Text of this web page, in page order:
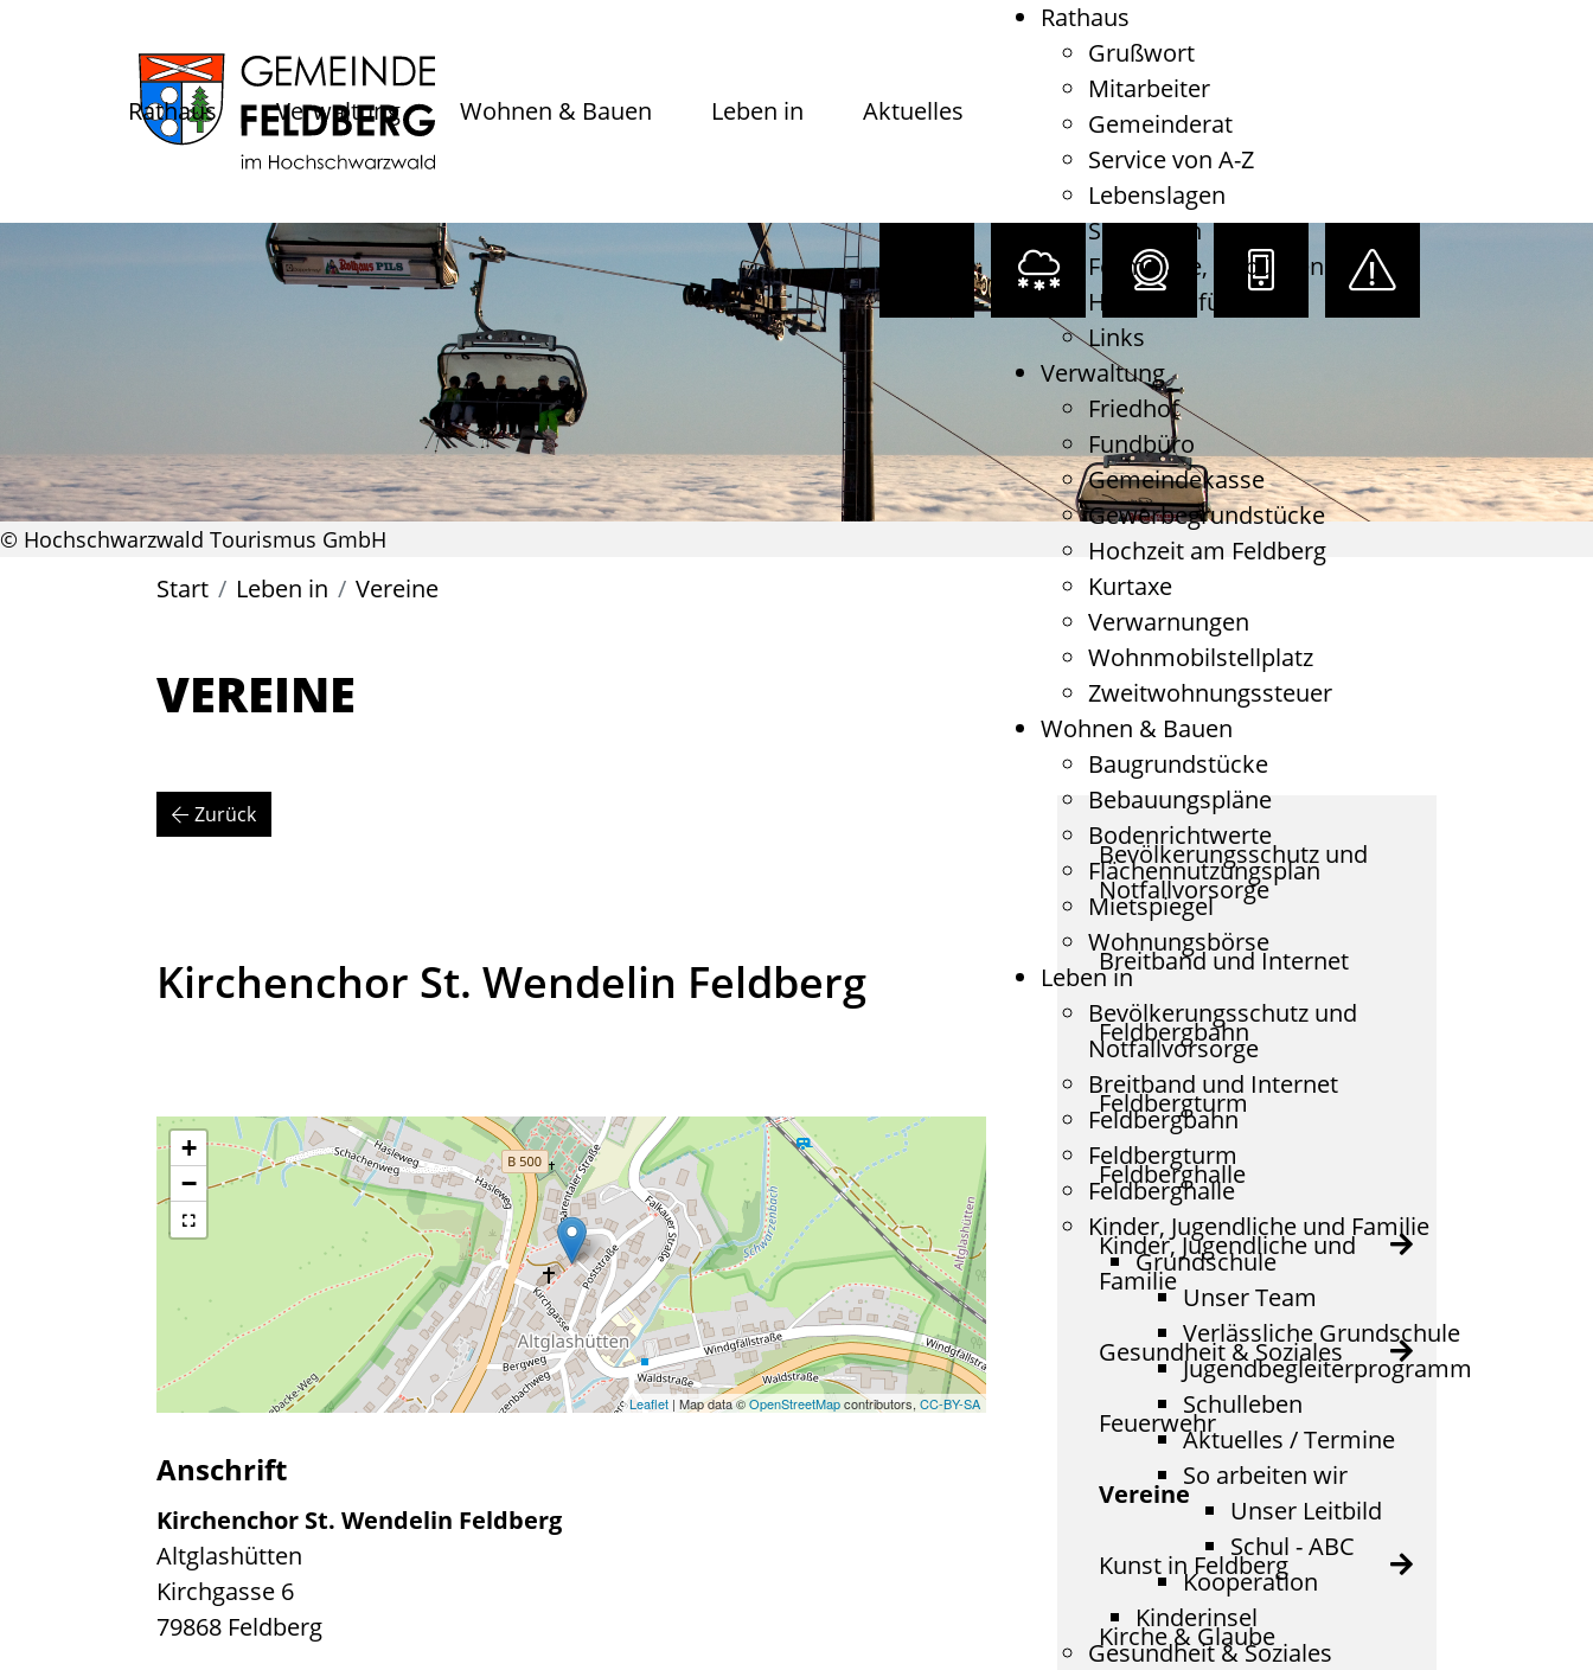
Rathaus Verwaltung Wohnen & Bauen Leben in Aktuelles
Rathaus
Grußwort
Mitarbeiter
Gemeinderat
Service von A-Z
Lebenslagen
Satzungen
Formulare, Gebühren
Haushaltsführung
Links
Verwaltung
Friedhof
Fundbüro
Gemeindekasse
Gewerbegrundstücke
Hochzeit am Feldberg
Kurtaxe
Verwarnungen
Wohnmobilstellplatz
Zweitwohnungssteuer
Wohnen & Bauen
Baugrundstücke
Bebauungspläne
Bodenrichtwerte
Flächennutzungsplan
Mietspiegel
Wohnungsbörse
Leben in
Bevölkerungsschutz und
Notfallvorsorge
Breitband und Internet
Feldbergbahn
Feldbergturm
Feldberghalle
Kinder, Jugendliche und Familie
Grundschule
Unser Team
Verlässliche Grundschule
Jugendbegleiterprogramm
Schulleben
Aktuelles / Termine
So arbeiten wir
Unser Leitbild
Schul - ABC
Kooperation
Kinderinsel
Gesundheit & Soziales
© Hochschwarzwald Tourismus GmbH
Start Leben in Vereine
VEREINE
Zurück
Kirchenchor St. Wendelin Feldberg
+
−
Leaflet | Map data ©OpenStreetMapcontributors, CC-BY-SA
Anschrift
Kirchenchor St. Wendelin Feldberg
Altglashütten
Kirchgasse 6
79868 Feldberg
Bevölkerungsschutz und
Notfallvorsorge
Breitband und Internet
Feldbergbahn
Feldbergturm
Feldberghalle
Kinder, Jugendliche und
Familie
Gesundheit & Soziales
Feuerwehr
Vereine
Kunst in Feldberg
Kirche & Glaube